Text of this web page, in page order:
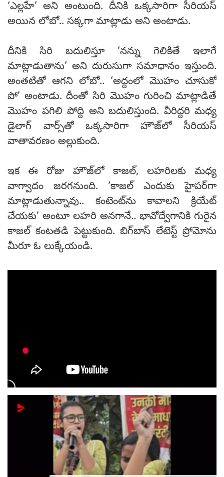
‘ఎల్లహే’ అని అంటుంది. దీనికి ఒక్కసారిగా సీరియస్‌
అయిన లోబో.. సక్కగా మాట్లాడు అని అంటాడు.
దీనికి సిరి బదులిస్తూ ‘నన్ను గెలికితే ఇలాగే
మాట్లాడుతాను’ అని దురుసుగా సమాధానం ఇస్తుంది.
అంతటితో ఆగని లోబో.. ‘అద్దంలో మొహం చూసుకో
పో’ అంటాడు. దీంతో సిరి మొహం గురించి మాట్లాడితే
మొహం పగిలి పోద్ది అని బదులిస్తుంది. వీరిద్దరి మధ్య
డైలాగ్‌ వార్స్‌తో ఒక్కసారిగా హౌజ్‌లో సీరియస్‌
వాతావరణం అల్లుకుంది.
ఇక ఈ రోజు హౌజ్‌లో కాజల్‌, లహరిలకు మధ్య
వాగ్వాదం జరగనుంది. ‘కాజల్‌ ఎందుకు హైపర్‌గా
మాట్లాడుతున్నావు.. కంటెంట్‌ను కావాలని క్రియేట్‌
చేయకు’ అంటూ లహరి అనగానే.. భావోద్వేగానికి గురైన
కాజల్‌ కంటతడి పెట్టుకుంది. బిగ్‌బాస్‌ లేటెస్ట్‌ ప్రోమోను
మీరూ ఓ లుక్కేయండి.